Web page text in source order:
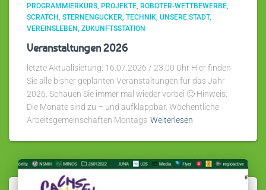
PROGRAMMIERKURS PROJEKTE ROBOTER-WETTBEWERBE
SCRATCH STERNENGUCKER TECHNIK UNSERE STADT
VEREINSLEBEN ZUKUNFTSSTATION
Veranstaltungen 2026
letzte Aktualisierung: 16.07.2026 / 23.00 Uhr Hier finden
Sie alle bisher geplanten Veranstaltungen für das Jahr
2026. Schauen Sie immer mal wieder vorbei 🙂 Hinweis:
Die Monate sind zu – und aufklappbar. Wöchentliche
Arbeitsgemeinschaften Montags Weiterlesen